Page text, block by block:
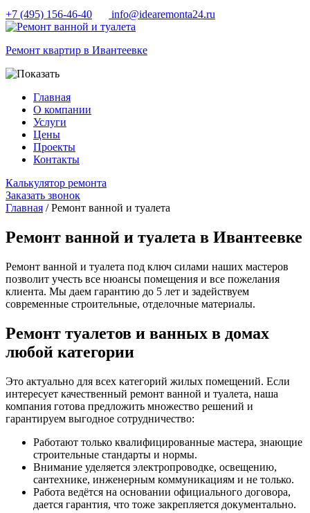
+7 (495) 156-46-40 info@idearemonta24.ru
Ремонт квартир в Ивантеевке
Главная
О компании
Услуги
Цены
Проекты
Контакты
Калькулятор ремонта
Заказать звонок
Главная / Ремонт ванной и туалета
Ремонт ванной и туалета в Ивантеевке
Ремонт ванной и туалета под ключ силами наших мастеров
позволит учесть все нюансы помещения и все пожелания
клиента. Мы даем гарантию до 5 лет и задействуем
современные строительные, отделочные материалы.
Ремонт туалетов и ванных в домах
любой категории
Это актуально для всех категорий жилых помещений. Если
интересует качественный ремонт ванной и туалета, наша
компания готова предложить множество решений и
гарантируем выгодное сотрудничество:
Работают только квалифицированные мастера, знающие
строительные стандарты и нормы.
Внимание уделяется электропроводке, освещению,
сантехнике, инженерным коммуникациям и не только.
Работа ведётся на основании официального договора,
дается гарантия, что тоже закрепляется документально.